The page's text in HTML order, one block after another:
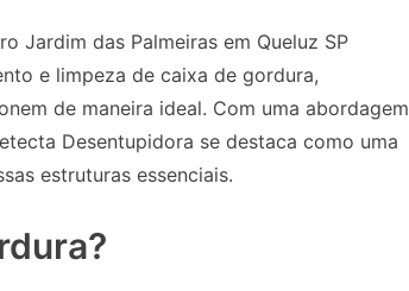
Jardim das Palmeiras em Queluz SP
e limpeza de caixa de gordura,
de maneira ideal. Com uma abordagem
Desentupidora se destaca como uma
estruturas essenciais.